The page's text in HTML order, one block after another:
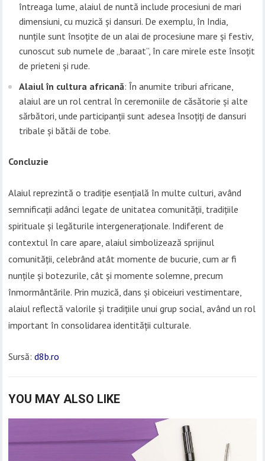
întreaga lume, alaiul de nuntă include procesiuni de mari
dimensiuni, cu muzică și dansuri. De exemplu, în India,
nunțile sunt însoțite de un alai de procesiune mare și festiv,
cunoscut sub numele de „baraat”, în care mirele este însoțit
de prieteni și rude.
Alaiul în cultura africană: În anumite triburi africane,
alaiul are un rol central în ceremoniile de căsătorie și alte
sărbători, unde participanții sunt adesea însoțiți de dansuri
tribale și bătăi de tobe.
Concluzie
Alaiul reprezintă o tradiție esențială în multe culturi, având
semnificații adânci legate de unitatea comunității, tradițiile
spirituale și legăturile intergeneraționale. Indiferent de
contextul în care apare, alaiul simbolizează sprijinul
comunității, celebrând atât momente de bucurie, cum ar fi
nunțile și botezurile, cât și momente solemne, precum
înmormântările. Prin muzică, dans și obiceiuri vestimentare,
alaiul reflectă valorile și tradițiile unui grup social, având un rol
important în consolidarea identității culturale.
Sursă:d8b.ro
YOU MAY ALSO LIKE